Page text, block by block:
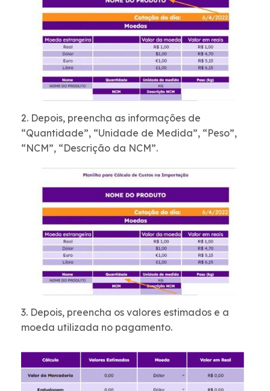
2. Depois, preencha as informações de
“Quantidade”, “Unidade de Medida”, “Peso”,
“NCM”, “Descrição da NCM”.
3. Depois, preencha os valores estimados e a
moeda utilizada no pagamento.